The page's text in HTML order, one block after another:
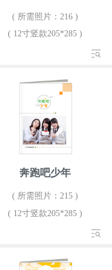
( 所需照片：216 )
( 12寸竖款205*285 )
奔跑吧少年
( 所需照片：215 )
( 12寸竖款205*285 )